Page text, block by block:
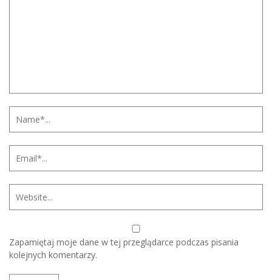
Zapamiętaj moje dane w tej przeglądarce podczas pisania
kolejnych komentarzy.